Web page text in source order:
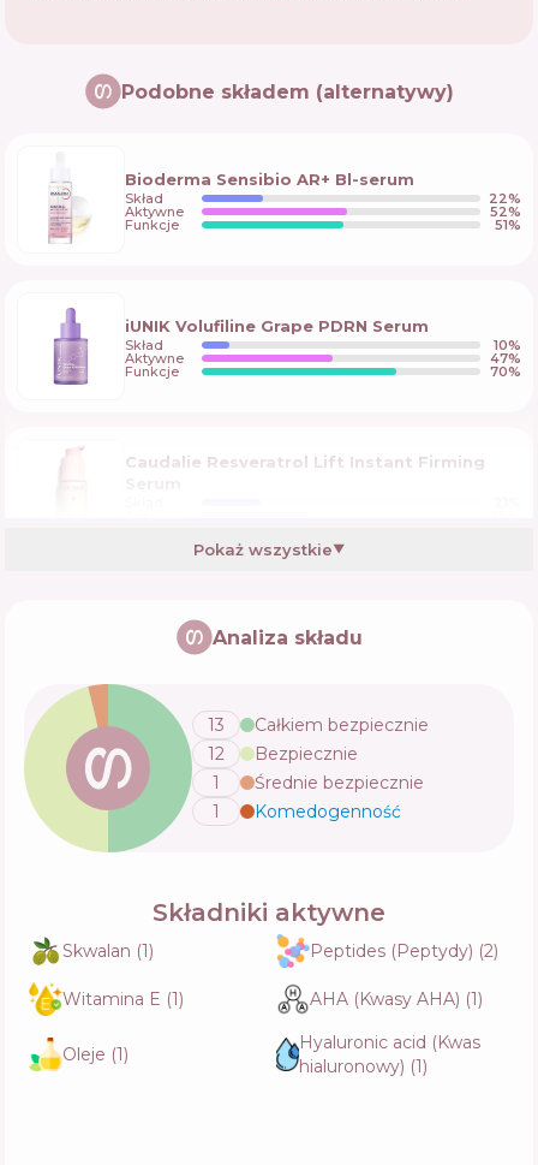
Podobne składem (alternatywy)
Bioderma Sensibio AR+ Bl-serum
Skład 22%
Aktywne 52%
Funkcje 51%
iUNIK Volufiline Grape PDRN Serum
Skład 10%
Aktywne 47%
Funkcje 70%
Caudalie Resveratrol Lift Instant Firming
Retinol Repair Serum
Aktywne
Caudalie Vinoperfect Dark Spot Brightening
Serum
Skład
Aktywne
Funkcje
By Wishtrend Matcha & Ceramide Milky
Serum
Skład
Aktywne 35
Caudalie Polyphenol C 15 Defense Serum
Anti-Wrinkle Anti-Oxidant
Pokaż wszystkie▼
Analiza składu
13
Całkiem bezpiecznie
12
Bezpiecznie
1
Średnie bezpiecznie
1
Komedogenność
Składniki aktywne
Skwalan (1) Peptides (Peptydy) (2)
Witamina E (1) AHA (Kwasy AHA) (1)
Oleje (1)
Hyaluronic acid (Kwas
hialuronowy) (1)